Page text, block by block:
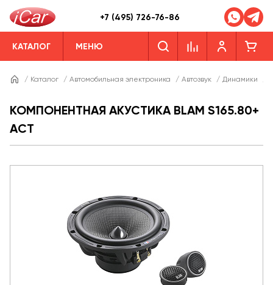
+7 (495) 726-76-86
КАТАЛОГ МЕНЮ
/ Каталог / Автомобильная электроника / Автозвук / Динамики
КОМПОНЕНТНАЯ АКУСТИКА BLAM S165.80+
ACT